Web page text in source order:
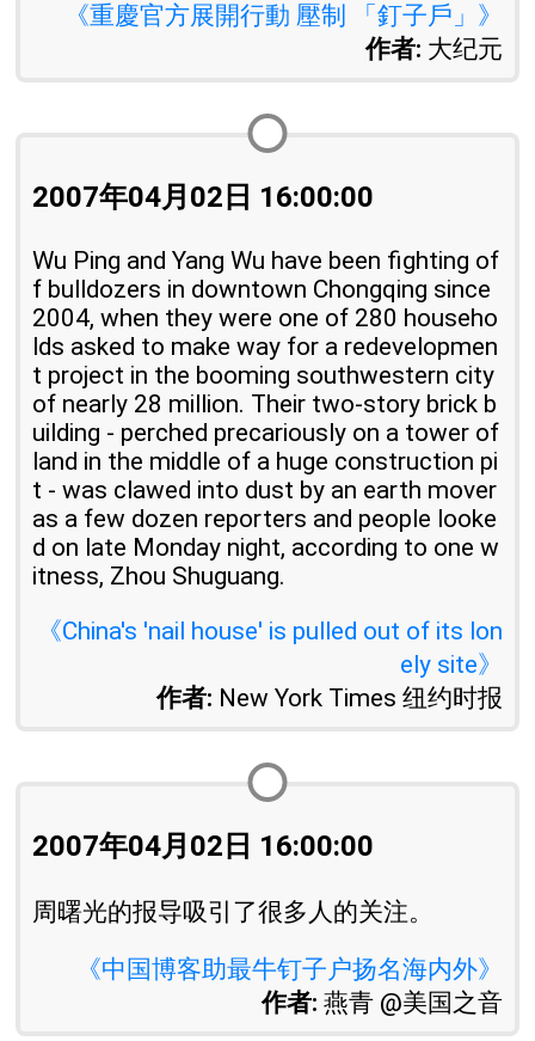
《重慶官方展開行動 壓制 「釘子戶」》
作者: 大纪元
2007年04月02日 16:00:00
Wu Ping and Yang Wu have been fighting of
f bulldozers in downtown Chongqing since
2004, when they were one of 280 househo
lds asked to make way for a redevelopmen
t project in the booming southwestern city
of nearly 28 million. Their two-story brick b
uilding - perched precariously on a tower of
land in the middle of a huge construction pi
t - was clawed into dust by an earth mover
as a few dozen reporters and people looke
d on late Monday night, according to one w
itness, Zhou Shuguang.
《China's 'nail house' is pulled out of its lon
ely site》
作者: New York Times 纽约时报
2007年04月02日 16:00:00
周曙光的报导吸引了很多人的关注。
《中国博客助最牛钉子户扬名海内外》
作者: 燕青 @美国之音